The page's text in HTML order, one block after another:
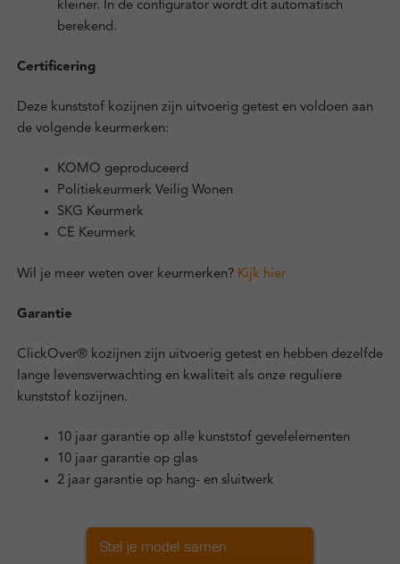
kleiner. In de configurator wordt dit automatisch
berekend.
Certificering
Deze kunststof kozijnen zijn uitvoerig getest en voldoen aan
de volgende keurmerken:
KOMO geproduceerd
Politiekeurmerk Veilig Wonen
SKG Keurmerk
CE Keurmerk
Wil je meer weten over keurmerken?Kijk hier
Garantie
ClickOver® kozijnen zijn uitvoerig getest en hebben dezelfde
lange levensverwachting en kwaliteit als onze reguliere
kunststof kozijnen.
10 jaar garantie op alle kunststof gevelelementen
10 jaar garantie op glas
2 jaar garantie op hang- en sluitwerk
Stel je model samen